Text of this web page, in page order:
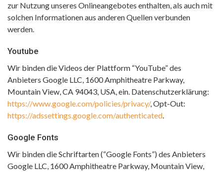
zur Nutzung unseres Onlineangebotes enthalten, als auch mit
solchen Informationen aus anderen Quellen verbunden
werden.
Youtube
Wir binden die Videos der Plattform “YouTube” des
Anbieters Google LLC, 1600 Amphitheatre Parkway,
Mountain View, CA 94043, USA, ein. Datenschutzerklärung:
https://www.google.com/policies/privacy/, Opt-Out:
https://adssettings.google.com/authenticated.
Google Fonts
Wir binden die Schriftarten (“Google Fonts”) des Anbieters
Google LLC, 1600 Amphitheatre Parkway, Mountain View,